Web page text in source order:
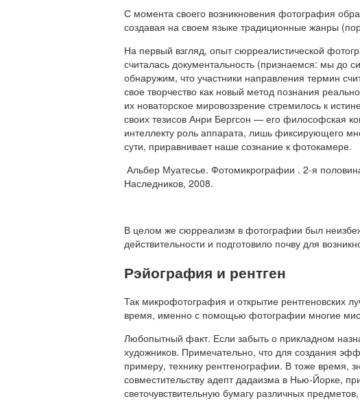
С момента своего возникновения фотография
создавая на своем языке традиционные жанры
На первый взгляд, опыт сюрреалистической
считалась документальность (признаемся: мы до
обнаружим, что участники направления термин
свое творчество как новый метод познания
их новаторское мировоззрение стремилось к
своих тезисов Анри Бергсон — его философская
интеллекту роль аппарата, лишь фиксирующего
сути, приравнивает наше сознание к фотокамере.
Альбер Муатесье. Фотомикрографии . 2-я
Наследников, 2008.
В целом же сюрреализм в фотографии был
действительности и подготовило почву для
Рэйография и рентген
Так микрофотография и открытие рентгеновских
время, именно с помощью фотографии многие
Любопытный факт. Если забыть о прикладном
художников. Примечательно, что для создания
примеру, технику рентгенографии. В тоже
совместительству адепт дадаизма в Нью-Йорке,
светочувствительную бумагу различных